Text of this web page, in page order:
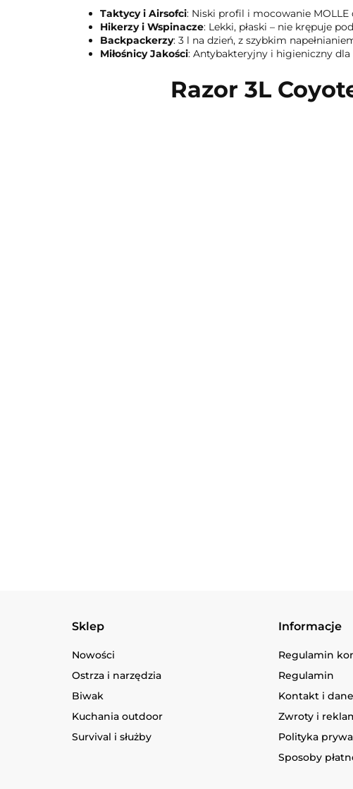
Taktycy i Airsofci: Niski profil i mocowanie MOLLE
Hikerzy i Wspinacze: Lekki, płaski – nie krępuje
Backpackerzy: 3 l na dzień, z szybkim
Miłośnicy Jakości: Antybakteryjny i higieniczny dla
Razor 3L
Sklep
Nowości
Ostrza i narzędzia
Biwak
Kuchania outdoor
Survival i służby
Informacje
Regulamin
Regulamin
Kontakt i
Zwroty i
Polityka
Sposoby